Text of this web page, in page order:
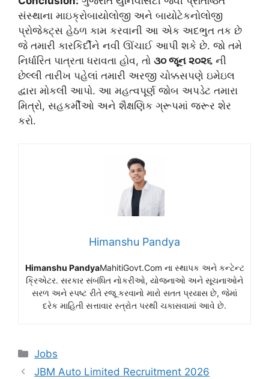
સંસ્થાના માઇક્રોબાયોલોજી અને બાયોટેકનોલોજી
પ્રોજેક્ટ્સ હેઠળ કામ કરવાની આ એક અદભુત તક છે
જે તમારી કારકિર્દીને નવી ઊંચાઈ આપી શકે છે. જો તમે
નિર્ધારિત પાત્રતા ધરાવતા હોવ, તો ૩૦ જૂન ૨૦૨૬ ની
છેલ્લી તારીખ પહેલાં તમારી અરજી ચોક્કસપણે ઇમેઇલ
દ્વારા મોકલી આપો. આ મહત્વપૂર્ણ જોબ અપડેટ તમારા
મિત્રો, સહકર્મીઓ અને શૈક્ષણિક ગ્રૂપમાં જરૂર શેર
કરો.
Himanshu Pandya
Himanshu PandyaMahitiGovt.Com ના સ્થાપક અને કન્ટેન્ટ
ક્રિએટર. સરકાર સંબંધિત નોકરીઓ, યોજનાઓ અને સૂચનાઓને
સરળ અને સ્પષ્ટ રીતે રજૂ કરવાનો મારો સતત પ્રયાસ છે, જેમાં
દરેક માહિતી સત્તાવાર સ્ત્રોત પરથી ચકાસવામાં આવે છે.
Categories
Jobs
JBM Auto Limited Recruitment 2026